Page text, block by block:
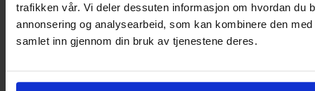
trafikken vår. Vi deler dessuten informasjon om hvordan du
annonsering og analysearbeid, som kan kombinere den
samlet inn gjennom din bruk av tjenestene deres.